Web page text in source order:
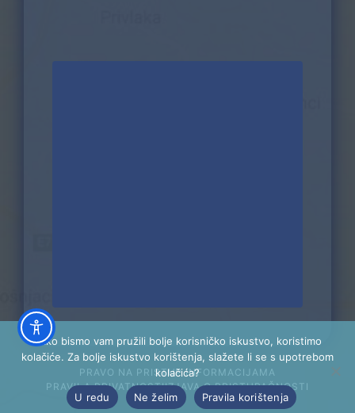
PRAVO NA PRISTUP INFORMACIJAMA
PRAVILA PRIVATNOSTIIZJAVA O PRISTUPAČNOSTI
Kako bismo vam pružili bolje korisničko iskustvo, koristimo
kolačiće. Za bolje iskustvo korištenja, slažete li se s upotrebom
kolačića?
U redu
Ne želim Pravila korištenja